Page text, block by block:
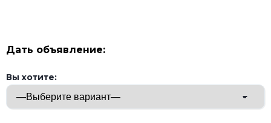
Дать объявление:
Вы хотите: